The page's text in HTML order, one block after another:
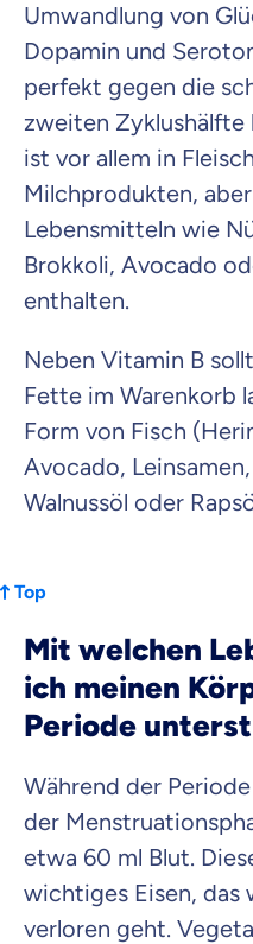
Umwandlung von
Dopamin und
perfekt gegen die
zweiten Zyklushälfte
ist vor allem in
Milchprodukten,
Lebensmitteln wie
Brokkoli, Avocado
enthalten.
Neben Vitamin B
Fette im Warenkorb
Form von Fisch
Avocado,
Walnussöl oder
Top
Mit welchen
ich meinen
Periode
Während der
der
etwa 60 ml Blut.
wichtiges Eisen, das
verloren geht.